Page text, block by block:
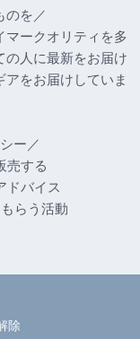
のを／
マークオリティを多
の人に最新をお届け
アをお届けしていま
ー／
売する
ドバイス
らう活動
除